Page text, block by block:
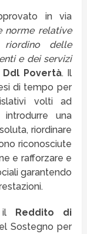
in via
norme relative
delle
e dei servizi
Ddl Povertà. Il
di tempo per
volti ad
una
riordinare
riconosciute
e rafforzare e
garantendo
il Reddito di
Sostegno per